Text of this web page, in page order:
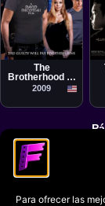
Para ofrecer las
Película
David DeCoteau
The
Brotherhood V:
Alumni
2009